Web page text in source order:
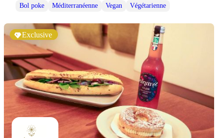
Bol poke Méditerranéenne Vegan Végétarienne
Exclusive